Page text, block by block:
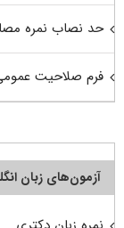
حد نصاب نمره
فرم صلاحیت
آزمون‌های زبان